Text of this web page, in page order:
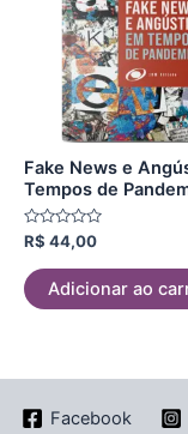
Fake News e
Tempos de
Avaliação
de
5
R$ 44,00
Adicionar ao
Facebook